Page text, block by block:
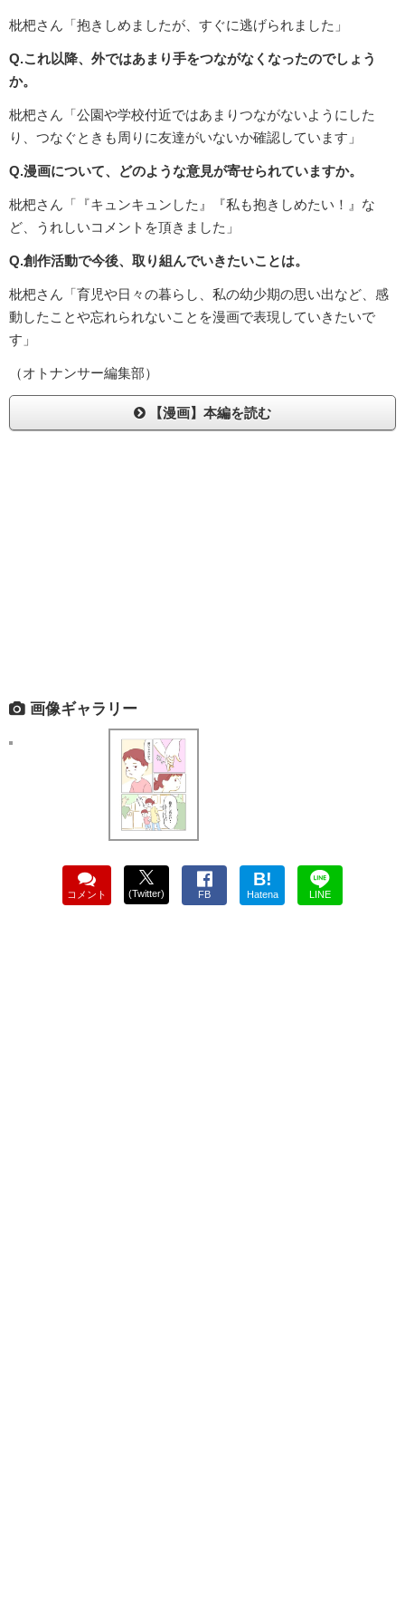
枇杷さん「抱きしめましたが、すぐに逃げられました」
Q.これ以降、外ではあまり手をつながなくなったのでしょう
か。
枇杷さん「公園や学校付近ではあまりつながないようにした
り、つなぐときも周りに友達がいないか確認しています」
Q.漫画について、どのような意見が寄せられていますか。
枇杷さん「『キュンキュンした』『私も抱きしめたい！』な
ど、うれしいコメントを頂きました」
Q.創作活動で今後、取り組んでいきたいことは。
枇杷さん「育児や日々の暮らし、私の幼少期の思い出など、感
動したことや忘れられないことを漫画で表現していきたいで
す」
（オトナンサー編集部）
【漫画】本編を読む
画像ギャラリー
コメント (Twitter) FB
B!
Hatena LINE